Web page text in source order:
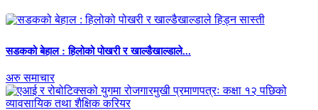
सडकको बेहाल : हिलोको पोखरी र खाल्डैखाल्डाले...
अरु समाचार